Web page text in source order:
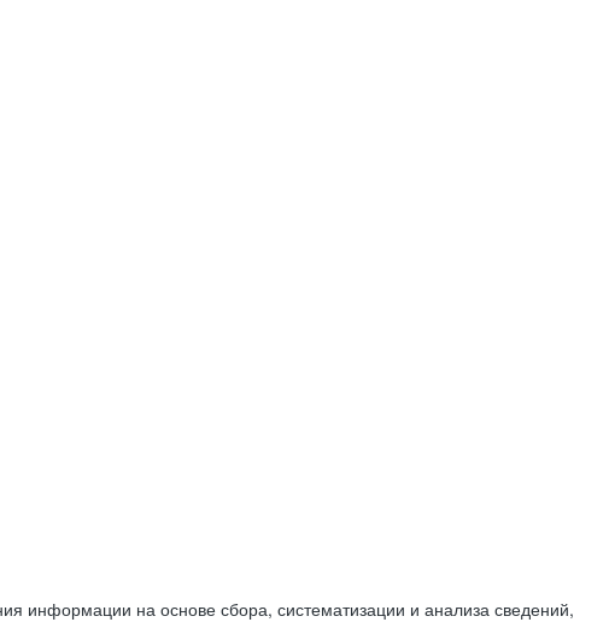
информации на основе сбора, систематизации и анализа сведений,